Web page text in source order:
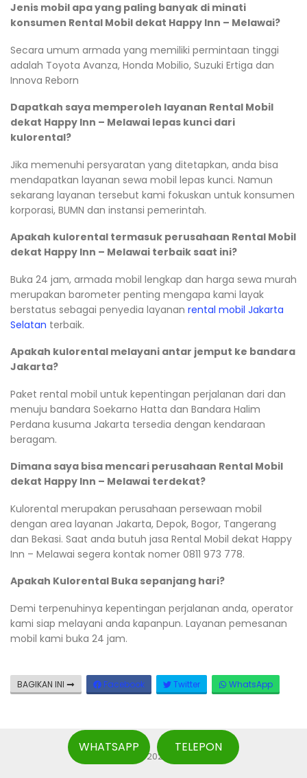
Jenis mobil apa yang paling banyak di minati
konsumen Rental Mobil dekat Happy Inn – Melawai?
Secara umum armada yang memiliki permintaan tinggi
adalah Toyota Avanza, Honda Mobilio, Suzuki Ertiga dan
Innova Reborn
Dapatkah saya memperoleh layanan Rental Mobil
dekat Happy Inn – Melawai lepas kunci dari
kulorental?
Jika memenuhi persyaratan yang ditetapkan, anda bisa
mendapatkan layanan sewa mobil lepas kunci. Namun
sekarang layanan tersebut kami fokuskan untuk konsumen
korporasi, BUMN dan instansi pemerintah.
Apakah kulorental termasuk perusahaan Rental Mobil
dekat Happy Inn – Melawai terbaik saat ini?
Buka 24 jam, armada mobil lengkap dan harga sewa murah
merupakan barometer penting mengapa kami layak
berstatus sebagai penyedia layanan rental mobil Jakarta
Selatan terbaik.
Apakah kulorental melayani antar jemput ke bandara
Jakarta?
Paket rental mobil untuk kepentingan perjalanan dari dan
menuju bandara Soekarno Hatta dan Bandara Halim
Perdana kusuma Jakarta tersedia dengan kendaraan
beragam.
Dimana saya bisa mencari perusahaan Rental Mobil
dekat Happy Inn – Melawai terdekat?
Kulorental merupakan perusahaan persewaan mobil
dengan area layanan Jakarta, Depok, Bogor, Tangerang
dan Bekasi. Saat anda butuh jasa Rental Mobil dekat Happy
Inn – Melawai segera kontak nomer 0811 973 778.
Apakah Kulorental Buka sepanjang hari?
Demi terpenuhinya kepentingan perjalanan anda, operator
kami siap melayani anda kapanpun. Layanan pemesanan
mobil kami buka 24 jam.
BAGIKAN INI Facebook Twitter WhatsApp
Copyright © 2026 Kulorental
WHATSAPP TELEPON